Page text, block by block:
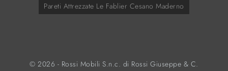
Pareti Attrezzate Le Fablier Cesano Maderno
© 2026 - Rossi Mobili S.n.c. di Rossi Giuseppe & C.